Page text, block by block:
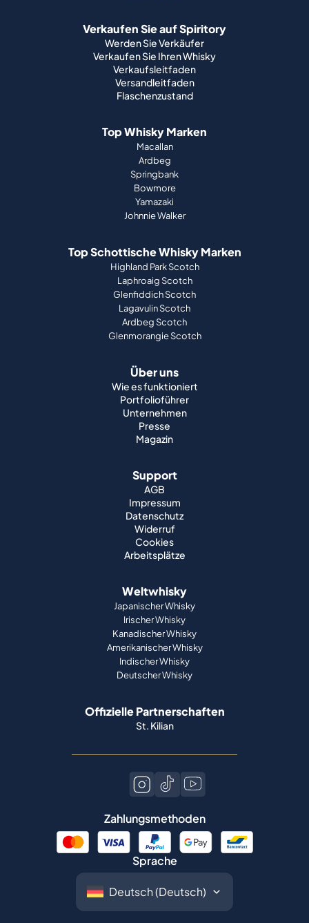
Verkaufen Sie auf Spiritory
Werden Sie Verkäufer
Verkaufen Sie Ihren Whisky
Verkaufsleitfaden
Versandleitfaden
Flaschenzustand
Top Whisky Marken
Macallan
Ardbeg
Springbank
Bowmore
Yamazaki
Johnnie Walker
Top Schottische Whisky Marken
Highland Park Scotch
Laphroaig Scotch
Glenfiddich Scotch
Lagavulin Scotch
Ardbeg Scotch
Glenmorangie Scotch
Über uns
Wie es funktioniert
Portfolioführer
Unternehmen
Presse
Magazin
Support
AGB
Impressum
Datenschutz
Widerruf
Cookies
Arbeitsplätze
Weltwhisky
Japanischer Whisky
Irischer Whisky
Kanadischer Whisky
Amerikanischer Whisky
Indischer Whisky
Deutscher Whisky
Offizielle Partnerschaften
St. Kilian
Zahlungsmethoden
Sprache